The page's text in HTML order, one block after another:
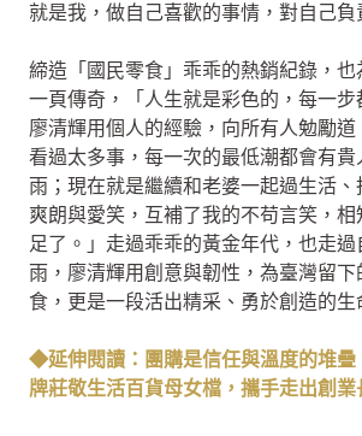
就是我，做自己喜歡的事情，對自己負
締造「國民零食」乖乖的熱銷紀錄，
一頁傳奇，「人生就是彩色的，每一步
廖清輝用個人的經驗，向所有人勉勵
看過太多事，每一次的最低潮都會有
雨；現在就是繼續和老婆一起過生活
爽朗與愛笑，互補了我的不苟言笑，
足了。」走過乖乖的黃金年代，也走
雨，廖清輝用創意與韌性，為臺灣留
食，更是一段活出精采、勇於創造的生
◆延伸閱讀：團購是信任與溫度的堆疊
牌莊敬生活百貨母女檔，攜手走出創業